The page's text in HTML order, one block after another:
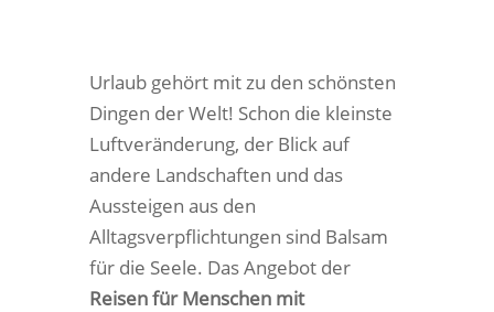
Urlaub gehört mit zu den schönsten
Dingen der Welt! Schon die kleinste
Luftveränderung, der Blick auf
andere Landschaften und das
Aussteigen aus den
Alltagsverpflichtungen sind Balsam
für die Seele. Das Angebot der
Reisen für Menschen mit